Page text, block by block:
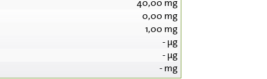
40,00 mg
0,00 mg
1,00 mg
-µg
-µg
-mg
36